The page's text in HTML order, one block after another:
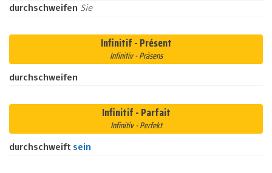
durchschweifen Sie
Infinitif - Présent
Infinitiv - Präsens
durchschweifen
Infinitif - Parfait
Infinitiv - Perfekt
durchschweiftsein